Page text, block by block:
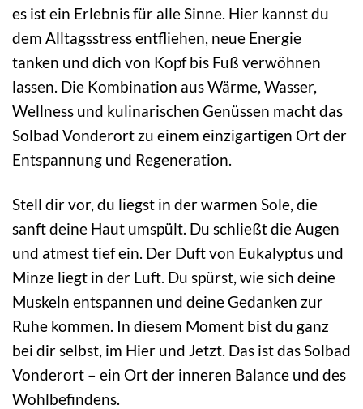
es ist ein Erlebnis für alle Sinne. Hier kannst du
dem Alltagsstress entfliehen, neue Energie
tanken und dich von Kopf bis Fuß verwöhnen
lassen. Die Kombination aus Wärme, Wasser,
Wellness und kulinarischen Genüssen macht das
Solbad Vonderort zu einem einzigartigen Ort der
Entspannung und Regeneration.
Stell dir vor, du liegst in der warmen Sole, die
sanft deine Haut umspült. Du schließt die Augen
und atmest tief ein. Der Duft von Eukalyptus und
Minze liegt in der Luft. Du spürst, wie sich deine
Muskeln entspannen und deine Gedanken zur
Ruhe kommen. In diesem Moment bist du ganz
bei dir selbst, im Hier und Jetzt. Das ist das Solbad
Vonderort – ein Ort der inneren Balance und des
Wohlbefindens.